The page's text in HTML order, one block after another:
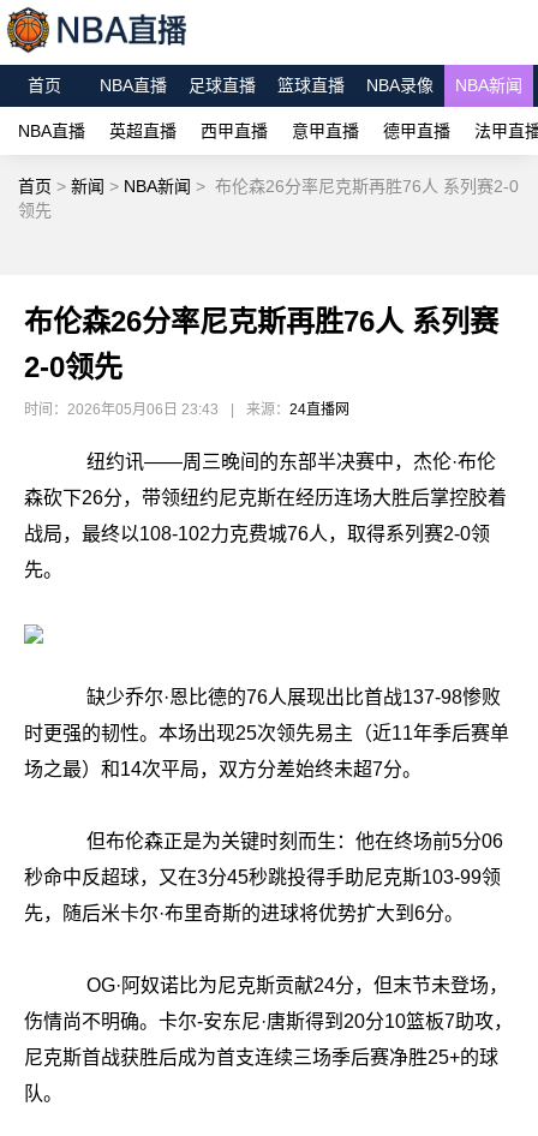
首页 NBA直播 足球直播 篮球直播 NBA录像 NBA新闻
NBA直播 英超直播 西甲直播 意甲直播 德甲直播 法甲直
首页 > 新闻 > NBA新闻 > 布伦森26分率尼克斯再胜76人 系列赛2-0
领先
布伦森26分率尼克斯再胜76人 系列赛
2-0领先
时间：2026年05月06日 23:43 来源： 24直播网
纽约讯——周三晚间的东部半决赛中，杰伦·布伦
森砍下26分，带领纽约尼克斯在经历连场大胜后掌控胶着
战局，最终以108-102力克费城76人，取得系列赛2-0领
先。
缺少乔尔·恩比德的76人展现出比首战137-98惨败
时更强的韧性。本场出现25次领先易主（近11年季后赛单
场之最）和14次平局，双方分差始终未超7分。
但布伦森正是为关键时刻而生：他在终场前5分06
秒命中反超球，又在3分45秒跳投得手助尼克斯103-99领
先，随后米卡尔·布里奇斯的进球将优势扩大到6分。
OG·阿奴诺比为尼克斯贡献24分，但末节未登场，
伤情尚不明确。卡尔-安东尼·唐斯得到20分10篮板7助攻，
尼克斯首战获胜后成为首支连续三场季后赛净胜25+的球
队。